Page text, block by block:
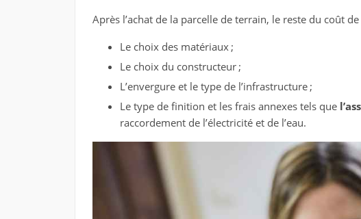
Après l’achat de la parcelle de terrain, le reste du coût
Le choix des matériaux ;
Le choix du constructeur ;
L’envergure et le type de l’infrastructure ;
Le type de finition et les frais annexes tels que
raccordement de l’électricité et de l’eau.